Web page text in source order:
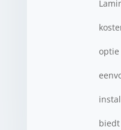
optie